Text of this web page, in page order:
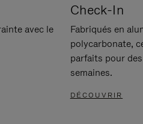
avec le
Check-In
Fabriqués en
polycarbonate,
parfaits pour
semaines.
DÉCOUVRIR